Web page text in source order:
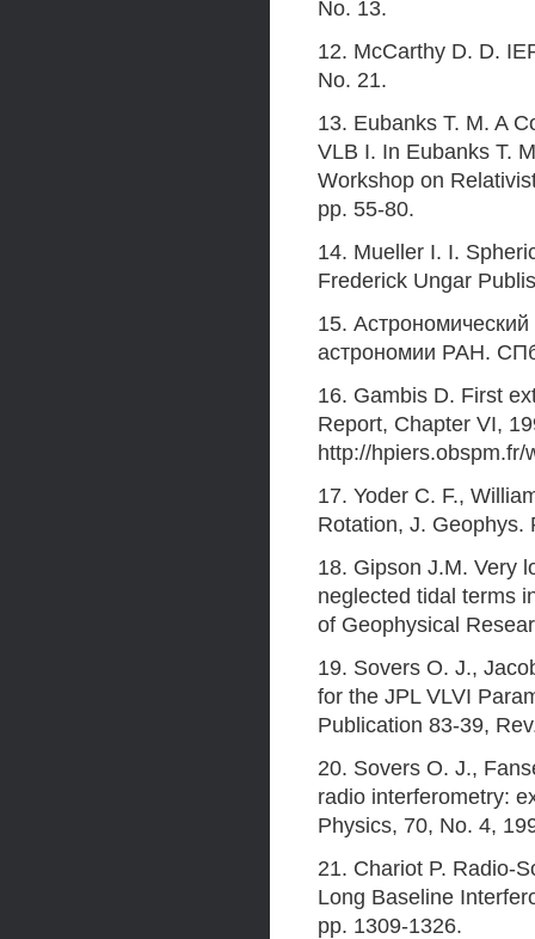
No. 13.
12. McCarthy D. D.
No. 21.
13. Eubanks Т. M. A
VLB I. In Eubanks Т.
Workshop on
pp. 55-80.
14. Mueller I. I.
Frederick Ungar
15.
астрономии РАН.
16. Gambis D. First
Report, Chapter VI,
http://
17. Yoder C. F.,
Rotation, J. Geophys.
18. Gipson J.M. Very
neglected tidal terms
of Geophysical
19. Sovers O. J.,
for the JPL VLVI
Publication 83-39,
20. Sovers O. J.,
radio interferometry:
Physics, 70, No. 4,
21. Chariot P. Radio-
Long Baseline
pp. 1309-1326.